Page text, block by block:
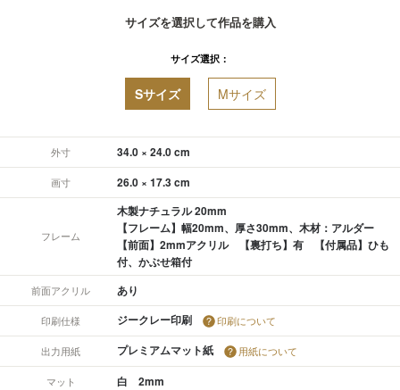
サイズを選択して作品を購入
サイズ選択：
Sサイズ Mサイズ
外寸 34.0 × 24.0 cm
画寸 26.0 × 17.3 cm
フレーム
木製ナチュラル 20mm
【フレーム】幅20mm、厚さ30mm、木材：アルダー
【前面】2mmアクリル 【裏打ち】有 【付属品】ひも
付、かぶせ箱付
前面アクリル あり
印刷仕様 ジークレー印刷 印刷について
出力用紙 プレミアムマット紙 用紙について
マット 白 2mm